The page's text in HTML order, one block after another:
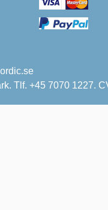
Tlf. +45 7070 1227.